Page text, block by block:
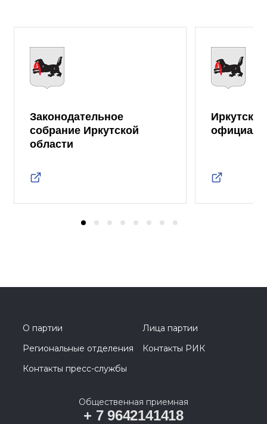
Законодательное
собрание Иркутской
области
О партии
Лица партии
Региональные отделения
Контакты РИК
Контакты пресс-службы
Общественная приемная
+ 7 9642141418